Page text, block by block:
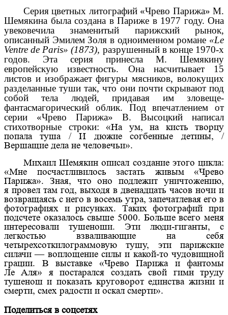
Серия цветных литографий «Чрево Парижа» М.
Шемякина была создана в Париже в 1977 году. Она
увековечила знаменитый парижский рынок,
описанный Эмилем Золя в одноименном романе «Le
Ventre de Paris» (1873), разрушенный в конце 1970-х
годов. Эта серия принесла М. Шемякину
европейскую известность. Она насчитывает 15
листов и изображает фигуры мясников, волокущих
разделанные туши так, что они почти скрывают под
собой тела людей, придавая им зловеще-
фантасмагорический облик. Под впечатлением от
серии «Чрево Парижа» В. Высоцкий написал
стихотворные строки: «На ум, на кисть творцу
попала туша / И дюжие согбенные детины, /
Вершащие дела не человечьи».
Михаил Шемякин описал создание этого цикла:
«Мне посчастливилось застать живым «Чрево
Парижа». Зная, что оно подлежит уничтожению,
я провел там год, выходя в двенадцать часов ночи и
возвращаясь с него в восемь утра, запечатлевая его в
фотографиях и рисунках. Таких фотографий при
подсчете оказалось свыше 5000. Больше всего меня
интересовали тушеноши. Эти люди-гиганты, с
легкостью взваливающие на себя
четырехсоткилограммовую тушу, эти парижские
силачи — воплощение силы и какой-то чудовищной
грации. В выставке «Чрево Парижа и фантомы
Ле Аля» я постарался создать свой гимн труду
тушенош и показать круговорот единства жизни и
смерти, смех радости и оскал смерти».
Поделиться в соцсетях